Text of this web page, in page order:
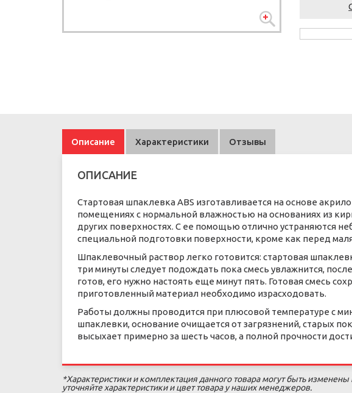
Описание Характеристики Отзывы
ОПИСАНИЕ
Стартовая шпаклевка ABS изготавливается на основе
помещениях с нормальной влажностью на основаниях из
других поверхностях. С ее помощью отлично устраняются
специальной подготовки поверхности, кроме как перед
Шпаклевочный раствор легко готовится: стартовая
три минуты следует подождать пока смесь увлажнится,
готов, его нужно настоять еще минут пять. Готовая смесь
приготовленный материал необходимо израсходовать.
Работы должны проводится при плюсовой температуре с
шпаклевки, основание очищается от загрязнений, старых
высыхает примерно за шесть часов, а полной прочности
*Характеристики и комплектация данного товара могут быть
уточняйте характеристики и цвет товара у наших менеджеров.